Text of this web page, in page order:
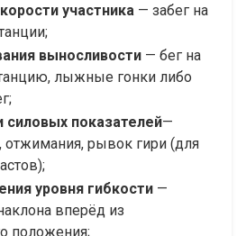
участника — забег на
выносливости — бег на
лыжные гонки либо
силовых показателей—
отжимания, рывок гири (для
уровня гибкости —
вперёд из
положения;